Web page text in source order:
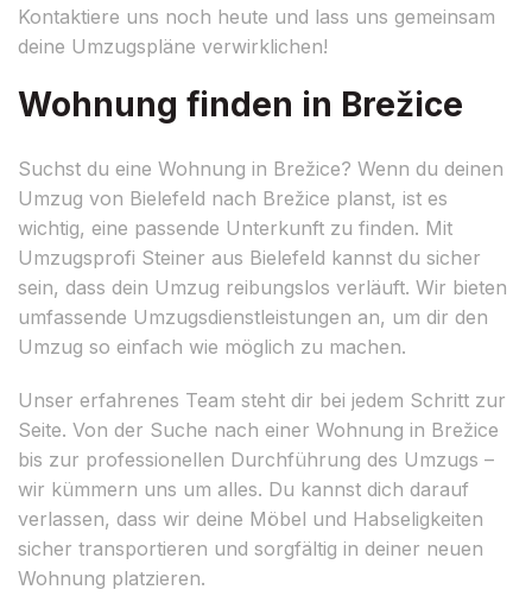
Kontaktiere uns noch heute und lass uns gemeinsam
deine Umzugspläne verwirklichen!
Wohnung finden in Brežice
Suchst du eine Wohnung in Brežice? Wenn du deinen
Umzug von Bielefeld nach Brežice planst, ist es
wichtig, eine passende Unterkunft zu finden. Mit
Umzugsprofi Steiner aus Bielefeld kannst du sicher
sein, dass dein Umzug reibungslos verläuft. Wir bieten
umfassende Umzugsdienstleistungen an, um dir den
Umzug so einfach wie möglich zu machen.
Unser erfahrenes Team steht dir bei jedem Schritt zur
Seite. Von der Suche nach einer Wohnung in Brežice
bis zur professionellen Durchführung des Umzugs –
wir kümmern uns um alles. Du kannst dich darauf
verlassen, dass wir deine Möbel und Habseligkeiten
sicher transportieren und sorgfältig in deiner neuen
Wohnung platzieren.